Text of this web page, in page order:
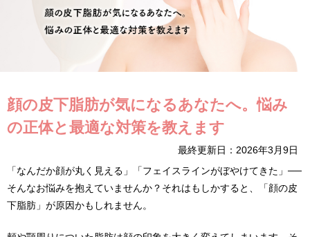
顔の皮下脂肪が気になるあなたへ。悩み
の正体と最適な対策を教えます
最終更新日：2026年3月9日
「なんだか顔が丸く見える」「フェイスラインがぼやけてきた」──
そんなお悩みを抱えていませんか？それはもしかすると、「顔の皮
下脂肪」が原因かもしれません。